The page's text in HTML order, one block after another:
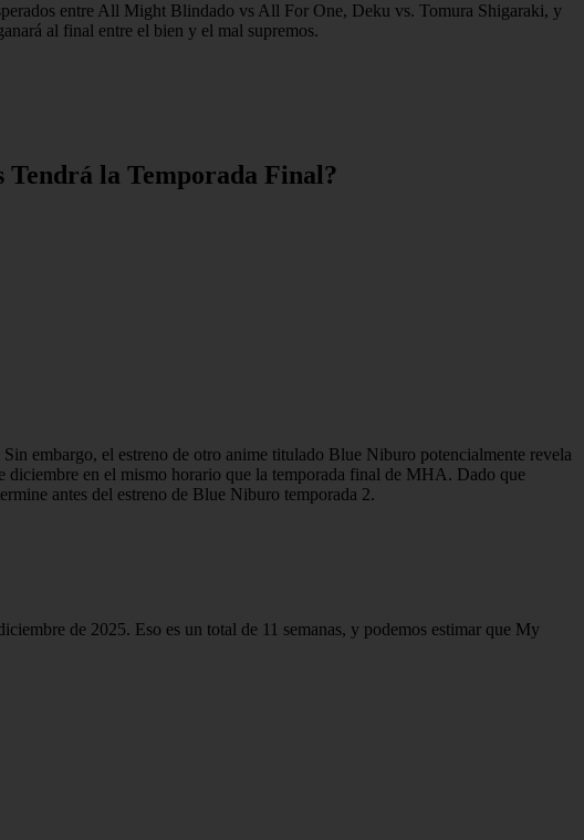
entre All Might Blindado vs All For One, Deku vs. Tomura Shigaraki, y
al final entre el bien y el mal supremos.
Tendrá la Temporada Final?
embargo, el estreno de otro anime titulado Blue Niburo potencialmente revela
diciembre en el mismo horario que la temporada final de MHA. Dado que
antes del estreno de Blue Niburo temporada 2.
de 2025. Eso es un total de 11 semanas, y podemos estimar que My